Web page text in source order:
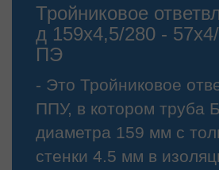
Тройниковое
д 159х4,5/280 -
ПЭ
- Это Тройниковое
ППУ, в котором труба
диаметра 159 мм с
стенки 4.5 мм в